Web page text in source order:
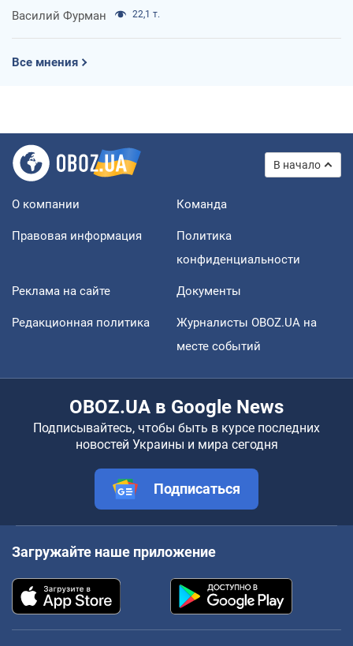
Василий Фурман 22,1 т.
Все мнения
В начало
О компании Команда
Правовая информация
Политика
конфиденциальности
Реклама на сайте Документы
Редакционная политика
Журналисты OBOZ.UA на
месте событий
OBOZ.UA в Google News
Подписывайтесь, чтобы быть в курсе последних
новостей Украины и мира сегодня
Подписаться
Загружайте наше приложение